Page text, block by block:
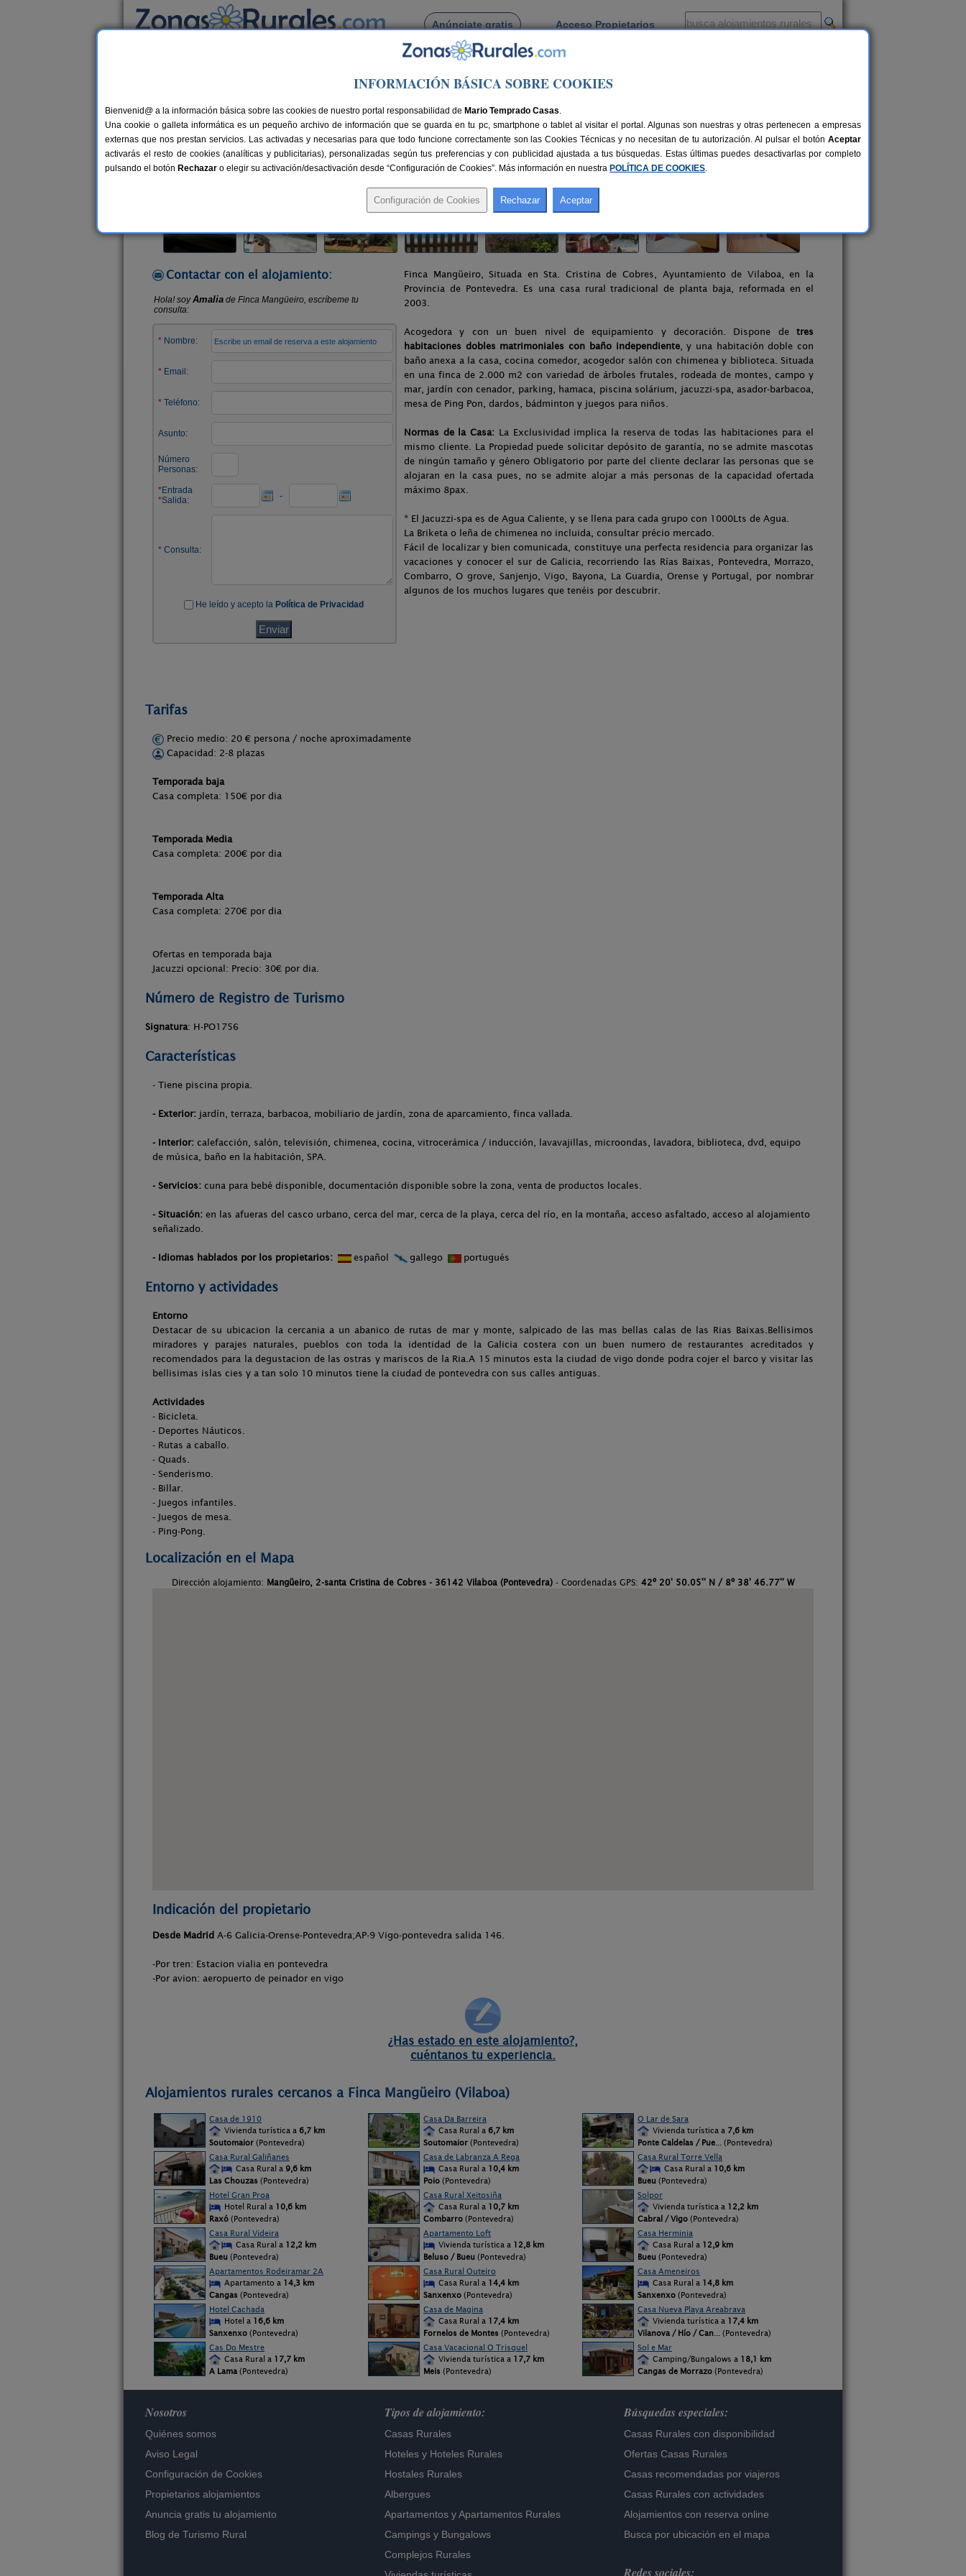
Anúnciate gratis Acceso Propietarios
Busca por pueblo
> Finca Mangüeiro
Finca Mangüeiro
Casa Rural en Vilaboa (Pontevedra)
Alquiler completo 2-8 plazas 10 km de Pontevedra Compartir:
Contactar con el alojamiento:
Finca Mangüeiro, Situada en Sta. Cristina de Cobres, Ayuntamiento de Vilaboa, en la
Provincia de Pontevedra. Es una casa rural tradicional de planta baja, reformada en el
2003.
Acogedora y con un buen nivel de equipamiento y decoración. Dispone de tres
habitaciones dobles matrimoniales con baño independiente, y una habitación doble con
baño anexa a la casa, cocina comedor, acogedor salón con chimenea y biblioteca. Situada
en una finca de 2.000 m2 con variedad de árboles frutales, rodeada de montes, campo y
mar, jardín con cenador, parking, hamaca, piscina solárium, jacuzzi-spa, asador-barbacoa,
mesa de Ping Pon, dardos, bádminton y juegos para niños.
Normas de la Casa: La Exclusividad implica la reserva de todas las habitaciones para el
mismo cliente. La Propiedad puede solicitar depósito de garantía, no se admite mascotas
de ningún tamaño y género Obligatorio por parte del cliente declarar las personas que se
alojaran en la casa pues, no se admite alojar a más personas de la capacidad ofertada
máximo 8pax.
* El Jacuzzi-spa es de Agua Caliente, y se llena para cada grupo con 1000Lts de Agua.
La Briketa o leña de chimenea no incluida, consultar précio mercado.
Fácil de localizar y bien comunicada, constituye una perfecta residencia para organizar las
vacaciones y conocer el sur de Galicia, recorriendo las Rías Baixas, Pontevedra, Morrazo,
Combarro, O grove, Sanjenjo, Vigo, Bayona, La Guardia, Orense y Portugal, por nombrar
algunos de los muchos lugares que tenéis por descubrir.
Tarifas
Precio medio: 20 € persona / noche aproximadamente
Capacidad: 2-8 plazas
Temporada baja
Casa completa: 150€ por dia
Temporada Media
Casa completa: 200€ por dia
Temporada Alta
Casa completa: 270€ por dia
Ofertas en temporada baja
Jacuzzi opcional: Precio: 30€ por dia.
Número de Registro de Turismo
Signatura: H-PO1756
Características
- Tiene piscina propia.
- Exterior: jardín, terraza, barbacoa, mobiliario de jardín, zona de aparcamiento, finca vallada.
- Interior: calefacción, salón, televisión, chimenea, cocina, vitrocerámica / inducción, lavavajillas, microondas, lavadora, biblioteca, dvd, equipo
de música, baño en la habitación, SPA.
- Servicios: cuna para bebé disponible, documentación disponible sobre la zona, venta de productos locales.
- Situación: en las afueras del casco urbano, cerca del mar, cerca de la playa, cerca del río, en la montaña, acceso asfaltado, acceso al alojamiento
señalizado.
- Idiomas hablados por los propietarios: español gallego portugués
Entorno y actividades
Entorno
Destacar de su ubicacion la cercania a un abanico de rutas de mar y monte, salpicado de las mas bellas calas de las Rias Baixas.Bellisimos
miradores y parajes naturales, pueblos con toda la identidad de la Galicia costera con un buen numero de restaurantes acreditados y
recomendados para la degustacion de las ostras y mariscos de la Ria.A 15 minutos esta la ciudad de vigo donde podra cojer el barco y visitar las
bellisimas islas cies y a tan solo 10 minutos tiene la ciudad de pontevedra con sus calles antiguas.
Actividades
- Bicicleta.
- Deportes Náuticos.
- Rutas a caballo.
- Quads.
- Senderismo.
- Billar.
- Juegos infantiles.
- Juegos de mesa.
- Ping-Pong.
Localización en el Mapa
Dirección alojamiento: Mangüeiro, 2-santa Cristina de Cobres - 36142 Vilaboa (Pontevedra) - Coordenadas GPS: 42º 20' 50.05'' N / 8º 38' 46.77'' W
Indicación del propietario
Desde Madrid A-6 Galicia-Orense-Pontevedra;AP-9 Vigo-pontevedra salida 146.
-Por tren: Estacion vialia en pontevedra
-Por avion: aeropuerto de peinador en vigo
¿Has estado en este alojamiento?,
cuéntanos tu experiencia.
Alojamientos rurales cercanos a Finca Mangüeiro (Vilaboa)
Casa de 1910
Vivienda turística a 6,7 km
Soutomaior (Pontevedra)
Casa Da Barreira
Casa Rural a 6,7 km
Soutomaior (Pontevedra)
O Lar de Sara
Vivienda turística a 7,6 km
Ponte Caldelas / Pue... (Pontevedra)
Casa Rural Galiñanes
Casa Rural a 9,6 km
Las Chouzas (Pontevedra)
Casa de Labranza A Rega
Casa Rural a 10,4 km
Poio (Pontevedra)
Casa Rural Torre Vella
Casa Rural a 10,6 km
Bueu (Pontevedra)
Hotel Gran Proa
Hotel Rural a 10,6 km
Raxó (Pontevedra)
Casa Rural Xeitosiña
Casa Rural a 10,7 km
Combarro (Pontevedra)
Solpor
Vivienda turística a 12,2 km
Cabral / Vigo (Pontevedra)
Casa Rural Videira
Casa Rural a 12,2 km
Bueu (Pontevedra)
Apartamento Loft
Vivienda turística a 12,8 km
Beluso / Bueu (Pontevedra)
Casa Herminia
Casa Rural a 12,9 km
Bueu (Pontevedra)
Apartamentos Rodeiramar 2A
Apartamento a 14,3 km
Cangas (Pontevedra)
Casa Rural Outeiro
Casa Rural a 14,4 km
Sanxenxo (Pontevedra)
Casa Ameneiros
Casa Rural a 14,8 km
Sanxenxo (Pontevedra)
Hotel Cachada
Hotel a 16,6 km
Sanxenxo (Pontevedra)
Casa de Magina
Casa Rural a 17,4 km
Fornelos de Montes (Pontevedra)
Casa Nueva Playa Areabrava
Vivienda turística a 17,4 km
Vilanova / Hío / Can... (Pontevedra)
Cas Do Mestre
Casa Rural a 17,7 km
A Lama (Pontevedra)
Casa Vacacional O Trisquel
Vivienda turística a 17,7 km
Meis (Pontevedra)
Sol e Mar
Camping/Bungalows a 18,1 km
Cangas de Morrazo (Pontevedra)
Nosotros
Quiénes somos
Aviso Legal
Configuración de Cookies
Propietarios alojamientos
Anuncia gratis tu alojamiento
Blog de Turismo Rural
Tipos de alojamiento:
Casas Rurales
Hoteles y Hoteles Rurales
Hostales Rurales
Albergues
Apartamentos yApartamentos Rurales
Campings y Bungalows
Complejos Rurales
Búsquedas especiales:
Casas Rurales con disponibilidad
Ofertas Casas Rurales
Casas recomendadas por viajeros
Casas Rurales con actividades
Alojamientos con reserva online
Busca por ubicación en el mapa
Redes sociales:
INFORMACIÓN BÁSICA SOBRE COOKIES
Bienvenid@ a la información básica sobre las cookies de nuestro portal responsabilidad de Mario Temprado Casas.
Una cookie o galleta informática es un pequeño archivo de información que se guarda en tu pc, smartphone o tablet al visitar el portal. Algunas son nuestras y otras pertenecen a empresas
externas que nos prestan servicios. Las activadas y necesarias para que todo funcione correctamente son las Cookies Técnicas y no necesitan de tu autorización. Al pulsar el botón Aceptar
activarás el resto de cookies (analíticas y publicitarias), personalizadas según tus preferencias y con publicidad ajustada a tus búsquedas. Estas últimas puedes desactivarlas por completo
pulsando el botón Rechazar o elegir su activación/desactivación desde “Configuración de Cookies”. Más información en nuestra POLÍTICA DE COOKIES.